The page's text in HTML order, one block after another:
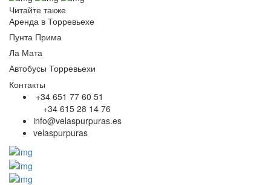
Читайте также
Аренда в Торревьехе
Пунта Прима
Ла Мата
Автобусы Торревьехи
Контакты
+34 651 77 60 51
+34 615 28 14 76
info@velaspurpuras.es
velaspurpuras